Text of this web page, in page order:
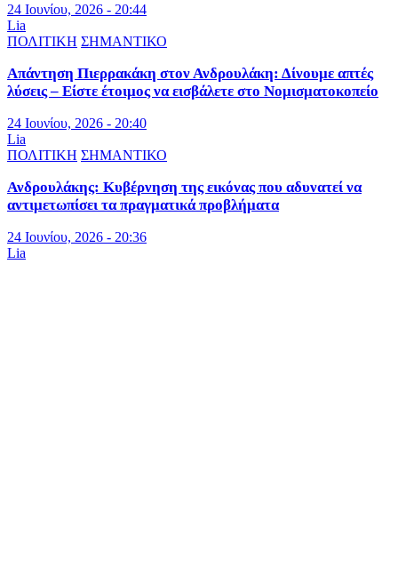
24 Ιουνίου, 2026 - 20:44
Lia
ΠΟΛΙΤΙΚΗ ΣΗΜΑΝΤΙΚΟ
Απάντηση Πιερρακάκη στον Ανδρουλάκη: Δίνουμε απτές
λύσεις – Είστε έτοιμος να εισβάλετε στο Νομισματοκοπείο
24 Ιουνίου, 2026 - 20:40
Lia
ΠΟΛΙΤΙΚΗ ΣΗΜΑΝΤΙΚΟ
Ανδρουλάκης: Κυβέρνηση της εικόνας που αδυνατεί να
αντιμετωπίσει τα πραγματικά προβλήματα
24 Ιουνίου, 2026 - 20:36
Lia